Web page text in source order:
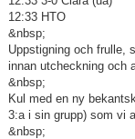
12:33 HTO
&nbsp;
Uppstigning och frulle,
innan utcheckning och
&nbsp;
Kul med en ny
3:a i sin grupp) som vi
&nbsp;